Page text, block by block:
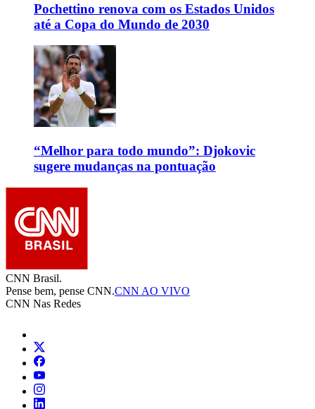
Pochettino renova com os Estados Unidos
até a Copa do Mundo de 2030
“Melhor para todo mundo”: Djokovic
sugere mudanças na pontuação
CNN Brasil.
Pense bem, pense CNN.CNN AO VIVO
CNN Nas Redes